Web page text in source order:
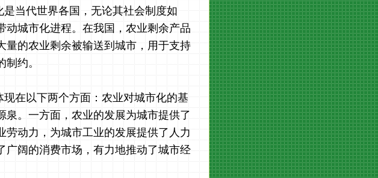
当代世界各国，无论其社会制度如
城市化进程。在我国，农业剩余产品
量的农业剩余被输送到城市，用于支持
制约。
在以下两个方面：农业对城市化的基
。一方面，农业的发展为城市提供了
动力，为城市工业的发展提供了人力
广阔的消费市场，有力地推动了城市经